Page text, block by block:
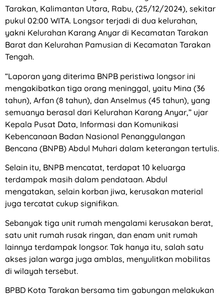
Tarakan, Kalimantan Utara, Rabu, (25/12/2024), sekitar
pukul 02:00 WITA. Longsor terjadi di dua kelurahan,
yakni Kelurahan Karang Anyar di Kecamatan Tarakan
Barat dan Kelurahan Pamusian di Kecamatan Tarakan
Tengah.
“Laporan yang diterima BNPB peristiwa longsor ini
mengakibatkan tiga orang meninggal, yaitu Mina (36
tahun), Arfan (8 tahun), dan Anselmus (45 tahun), yang
semuanya berasal dari Kelurahan Karang Anyar,” ujar
Kepala Pusat Data, Informasi dan Komunikasi
Kebencanaan Badan Nasional Penanggulangan
Bencana (BNPB) Abdul Muhari dalam keterangan tertulis.
Selain itu, BNPB mencatat, terdapat 10 keluarga
terdampak masih dalam pendataan. Abdul
mengatakan, selain korban jiwa, kerusakan material
juga tercatat cukup signifikan.
Sebanyak tiga unit rumah mengalami kerusakan berat,
satu unit rumah rusak ringan, dan enam unit rumah
lainnya terdampak longsor. Tak hanya itu, salah satu
akses jalan warga juga amblas, menyulitkan mobilitas
di wilayah tersebut.
BPBD Kota Tarakan bersama tim gabungan melakukan